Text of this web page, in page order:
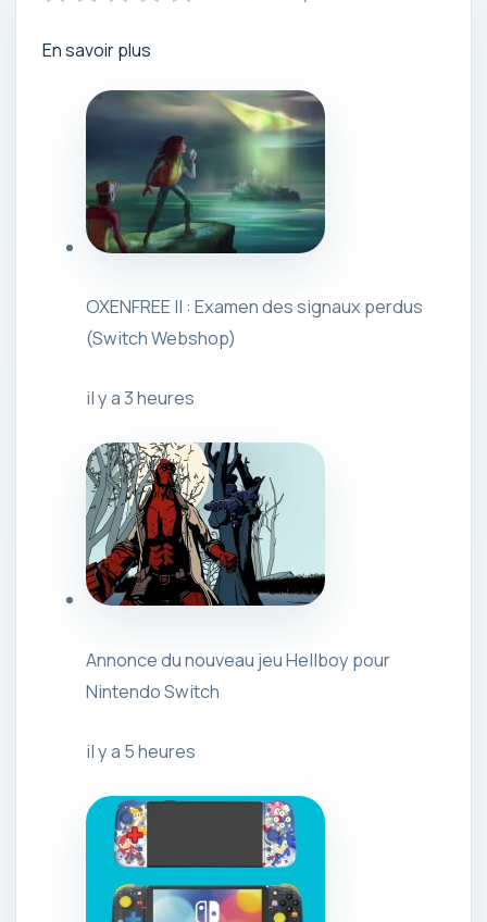
En savoir plus
OXENFREE II : Examen des signaux perdus
(Switch Webshop)
il y a 3 heures
Annonce du nouveau jeu Hellboy pour
Nintendo Switch
il y a 5 heures